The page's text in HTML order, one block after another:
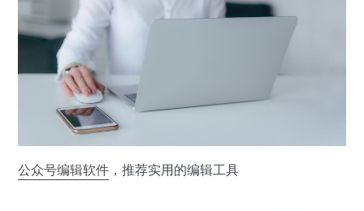
公众号编辑软件 ，推荐实用的编辑工具